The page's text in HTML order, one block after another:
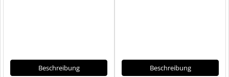
Beschreibung Beschreibung